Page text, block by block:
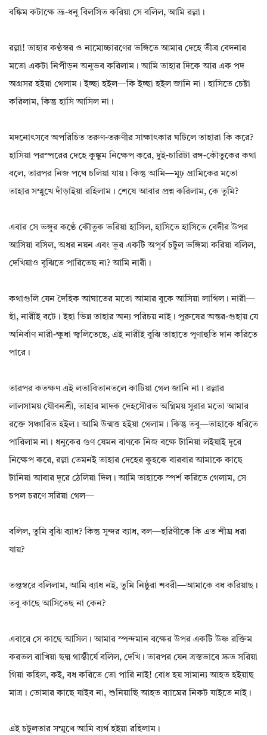
বঙ্কিম কটাক্ষে ভ্রূ-ধনু বিলসিত করিয়া সে বলিল, আমি রল্লা।
রল্লা! তাহার কণ্ঠস্বর ও নামোচ্চারণের ভঙ্গিতে আমার দেহে তীব্র বেদনার
মতো একটা নিপীড়ন অনুভব করিলাম। আমি তাহার দিকে আর এক পদ
অগ্রসর হইয়া গেলাম। ইচ্ছা হইল—কি ইচ্ছা হইল জানি না। হাসিতে চেষ্টা
করিলাম, কিন্তু হাসি আসিল না।
মদনোৎসবে অপরিচিত তরুণ-তরুণীর সাক্ষাৎকার ঘটিলে তাহারা কি করে?
হাসিয়া পরস্পরের দেহে কুঙ্কুম নিক্ষেপ করে, দুই-চারিটা রঙ্গ-কৌতুকের কথা
বলে, তারপর নিজ পথে চলিয়া যায়। কিন্তু আমি—মূঢ় গ্রামিকের মতো
তাহার সম্মুখে দাঁড়াইয়া রহিলাম। শেষে আবার প্রশ্ন করিলাম, কে তুমি?
এবার সে ভঙ্গুর কণ্ঠে কৌতুক ভরিয়া হাসিল, হাসিতে হাসিতে বেদীর উপর
আসিয়া বসিল, অধর নয়ন এবং ভূর একটি অপূর্ব চটুল ভঙ্গিমা করিয়া বলিল,
দেখিয়াও বুঝিতে পারিতেছ না? আমি নারী।
কথাগুলি যেন দৈহিক আঘাতের মতো আমার বুকে আসিয়া লাগিল। নারী—
হাঁ, নারীই বটে। ইহা ভিন্ন তাহার অন্য পরিচয় নাই। পুরুষের অন্তর-গুহায় যে
অনির্বাণ নারী-ক্ষুধা জ্বলিতেছে, এই নারীই বুঝি তাহাতে পূণাহুতি দান করিতে
পারে।
তারপর কতক্ষণ এই লতাবিতানতলে কাটিয়া গেল জানি না। রল্লার
লালসাময় যৌবনশ্রী, তাহার মাদক দেহসৌরভ অগ্নিময় সুরার মতো আমার
রক্তে সঞ্চারিত হইল। আমি উন্মত্ত হইয়া গেলাম। কিন্তু তবু—তাহাকে ধরিতে
পারিলাম না। ধনুকের গুণ যেমন বাণকে নিজ বক্ষে টানিয়া লইয়াই দূরে
নিক্ষেপ করে, রল্লা তেমনই তাহার দেহের কুহকে বারবার আমাকে কাছে
টানিয়া আবার দূরে ঠেলিয়া দিল। আমি তাহাকে স্পর্শ করিতে গেলাম, সে
চপল চরণে সরিয়া গেল—
বলিল, তুমি বুঝি ব্যাধ? কিন্তু সুন্দর ব্যাধ, বল—হরিণীকে কি এত শীঘ্র ধরা
যায়?
তপ্তস্বরে বলিলাম, আমি ব্যাধ নই, তুমি নিষ্ঠুরা শবরী—আমাকে বধ করিয়াছ।
তবু কাছে আসিতেছ না কেন?
এবারে সে কাছে আসিল। আমার স্পন্দমান বক্ষের উপর একটি উষ্ণ রক্তিম
করতল রাখিয়া ছদ্ম গাম্ভীর্যে বলিল, দেখি। তারপর যেন ত্রস্তভাবে দ্রুত সরিয়া
গিয়া কহিল, কই, বধ করিতে তো পারি নাই! বোধ হয় সামান্য আহত হইয়াছ
মাত্র। তোমার কাছে যাইব না, শুনিয়াছি আহত ব্যাঘ্রের নিকট যাইতে নাই।
এই চটুলতার সম্মুখে আমি ব্যর্থ হইয়া রহিলাম।